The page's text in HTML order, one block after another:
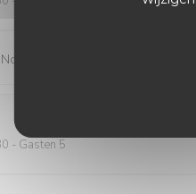
nous sommes régalé. La
- Gasten 5